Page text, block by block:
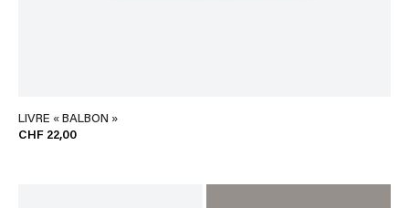
LIVRE « BALBON »
CHF 22,00